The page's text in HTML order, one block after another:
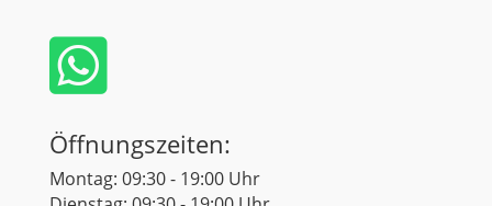

Öffnungszeiten:
Montag: 09:30 - 19:00 Uhr